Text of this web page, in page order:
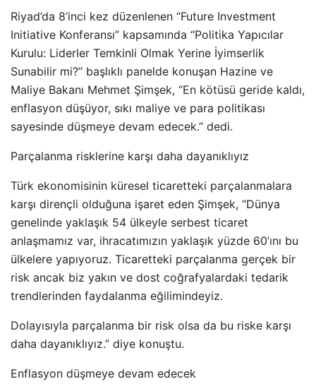
Riyad’da 8’inci kez düzenlenen “Future Investment
Initiative Konferansı” kapsamında “Politika Yapıcılar
Kurulu: Liderler Temkinli Olmak Yerine İyimserlik
Sunabilir mi?” başlıklı panelde konuşan Hazine ve
Maliye Bakanı Mehmet Şimşek, “En kötüsü geride kaldı,
enflasyon düşüyor, sıkı maliye ve para politikası
sayesinde düşmeye devam edecek.” dedi.
Parçalanma risklerine karşı daha dayanıklıyız
Türk ekonomisinin küresel ticaretteki parçalanmalara
karşı dirençli olduğuna işaret eden Şimşek, “Dünya
genelinde yaklaşık 54 ülkeyle serbest ticaret
anlaşmamız var, ihracatımızın yaklaşık yüzde 60’ını bu
ülkelere yapıyoruz. Ticaretteki parçalanma gerçek bir
risk ancak biz yakın ve dost coğrafyalardaki tedarik
trendlerinden faydalanma eğilimindeyiz.
Dolayısıyla parçalanma bir risk olsa da bu riske karşı
daha dayanıklıyız.” diye konuştu.
Enflasyon düşmeye devam edecek